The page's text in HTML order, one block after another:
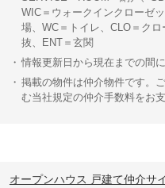
WIC＝ウォークインクローゼ
場、WC＝トイレ、CLO＝ク
抜、ENT＝玄関
情報更新日から現在までの間
掲載の物件は仲介物件です。
む当社規定の仲介手数料をお
オープンハウス 戸建て仲介サ